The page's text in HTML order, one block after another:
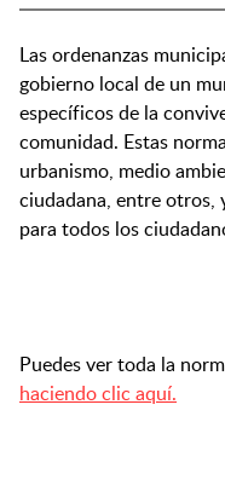
Las ordenanzas
gobierno local de un
específicos de la
comunidad. Estas
urbanismo, medio
ciudadana, entre otros,
para todos los
Puedes ver toda la
haciendo clic aquí.